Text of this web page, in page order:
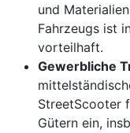
und
Fahrzeugs ist
vorteilhaft.
Gewerbliche
StreetScooter
Gütern ein,